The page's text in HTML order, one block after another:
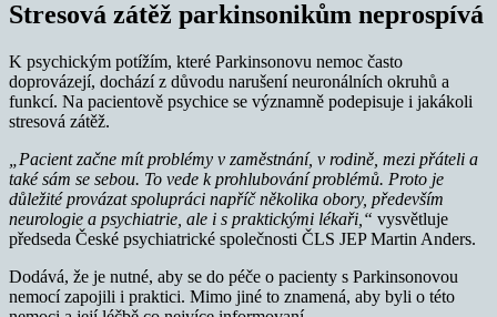
Stresová zátěž parkinsonikům neprospívá
K psychickým potížím, které Parkinsonovu nemoc často
doprovázejí, dochází z důvodu narušení neuronálních okruhů a
funkcí. Na pacientově psychice se významně podepisuje i jakákoli
stresová zátěž.
„Pacient začne mít problémy v zaměstnání, v rodině, mezi přáteli a
také sám se sebou. To vede k prohlubování problémů. Proto je
důležité provázat spolupráci napříč několika obory, především
neurologie a psychiatrie, ale i s praktickými lékaři,“ vysvětluje
předseda České psychiatrické společnosti ČLS JEP Martin Anders.
Dodává, že je nutné, aby se do péče o pacienty s Parkinsonovou
nemocí zapojili i praktici. Mimo jiné to znamená, aby byli o této